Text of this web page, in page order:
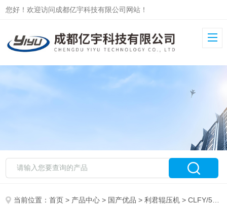
您好！欢迎访问成都亿宇科技有限公司网站！
当前位置：首页 > 产品中心 > 国产优品 >利君辊压机 > CLFY/500/420-90/B水泥厂用利君辊压机油缸CLFY/500/420-90/C